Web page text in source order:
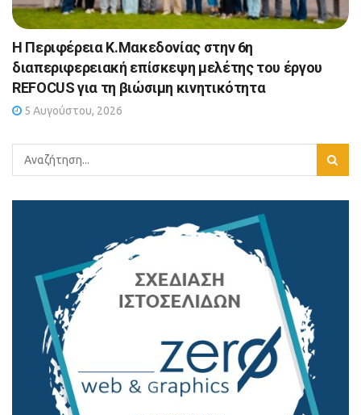
Η Περιφέρεια Κ.Μακεδονίας στην 6η
διαπεριφερειακή επίσκεψη μελέτης του έργου
REFOCUS για τη βιώσιμη κινητικότητα
5 Αυγούστου, 2026